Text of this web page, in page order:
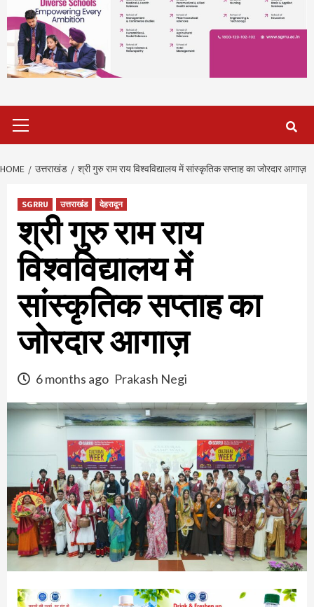
Menu
HOME उत्तराखंड श्री गुरु राम राय विश्वविद्यालय में सांस्कृतिक सप्ताह का जोरदार आगाज़
SGRRU उत्तराखंड देहरादून
श्री गुरु राम राय
विश्वविद्यालय में
सांस्कृतिक सप्ताह का
जोरदार आगाज़
6 months ago Prakash Negi